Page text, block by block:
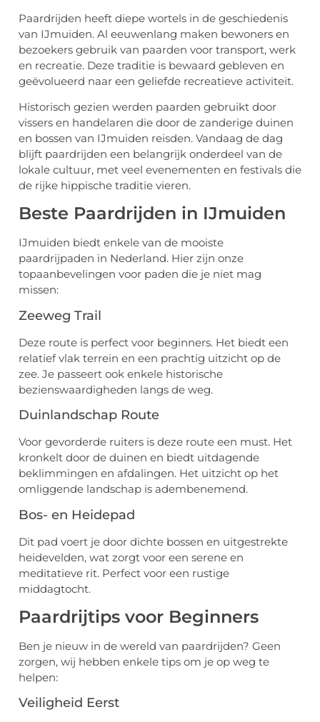
Paardrijden heeft diepe wortels in de geschiedenis
van IJmuiden. Al eeuwenlang maken bewoners en
bezoekers gebruik van paarden voor transport, werk
en recreatie. Deze traditie is bewaard gebleven en
geëvolueerd naar een geliefde recreatieve activiteit.
Historisch gezien werden paarden gebruikt door
vissers en handelaren die door de zanderige duinen
en bossen van IJmuiden reisden. Vandaag de dag
blijft paardrijden een belangrijk onderdeel van de
lokale cultuur, met veel evenementen en festivals die
de rijke hippische traditie vieren.
Beste Paardrijden in IJmuiden
IJmuiden biedt enkele van de mooiste
paardrijpaden in Nederland. Hier zijn onze
topaanbevelingen voor paden die je niet mag
missen:
Zeeweg Trail
Deze route is perfect voor beginners. Het biedt een
relatief vlak terrein en een prachtig uitzicht op de
zee. Je passeert ook enkele historische
bezienswaardigheden langs de weg.
Duinlandschap Route
Voor gevorderde ruiters is deze route een must. Het
kronkelt door de duinen en biedt uitdagende
beklimmingen en afdalingen. Het uitzicht op het
omliggende landschap is adembenemend.
Bos- en Heidepad
Dit pad voert je door dichte bossen en uitgestrekte
heidevelden, wat zorgt voor een serene en
meditatieve rit. Perfect voor een rustige
middagtocht.
Paardrijtips voor Beginners
Ben je nieuw in de wereld van paardrijden? Geen
zorgen, wij hebben enkele tips om je op weg te
helpen:
Veiligheid Eerst